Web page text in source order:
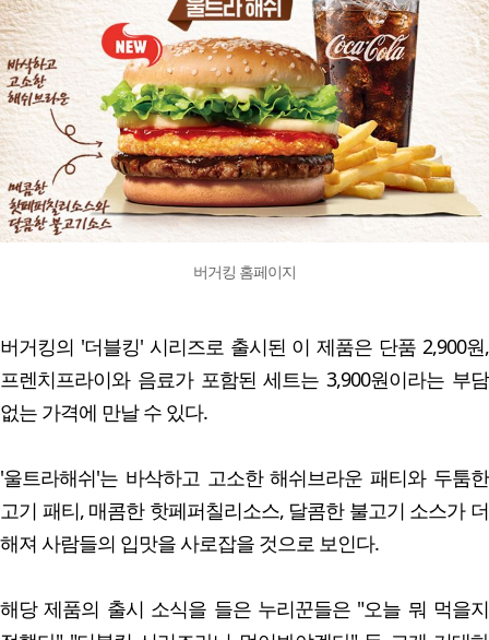
버거킹 홈페이지
버거킹의 '더블킹' 시리즈로 출시된 이 제품은 단품 2,900원,
프렌치프라이와 음료가 포함된 세트는 3,900원이라는 부담
없는 가격에 만날 수 있다.
'울트라해쉬'는 바삭하고 고소한 해쉬브라운 패티와 두툼한
고기 패티, 매콤한 핫페퍼칠리소스, 달콤한 불고기 소스가 더
해져 사람들의 입맛을 사로잡을 것으로 보인다.
해당 제품의 출시 소식을 들은 누리꾼들은 "오늘 뭐 먹을지